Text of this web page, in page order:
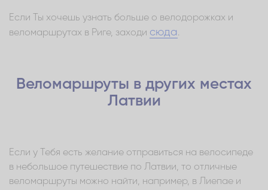
Если Ты хочешь узнать больше о велодорожках и
веломаршрутах в Риге, заходи сюда.
Веломаршруты в других местах
Латвии
Если у Тебя есть желание отправиться на велосипеде
в небольшое путешествие по Латвии, то отличные
веломаршруты можно найти, например, в Лиепае и